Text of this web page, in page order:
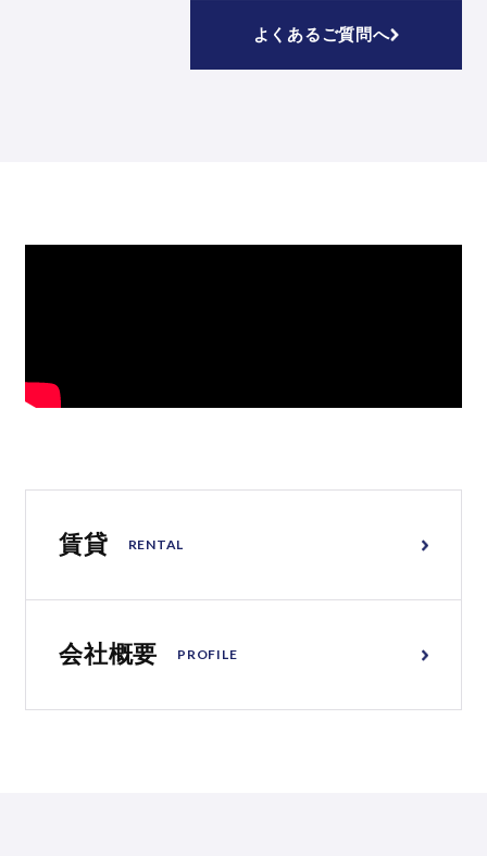
よくあるご質問へ
賃貸 RENTAL
会社概要 PROFILE